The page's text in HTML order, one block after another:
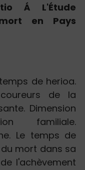
Á L'Étude
en Pays
de herioa.
de la
Dimension
familiale.
Le temps de
mort dans sa
l'achèvement